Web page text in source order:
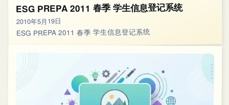
ESG PREPA 2011 春季 学生信息登记系统
2010年5月19日
ESG PREPA 2011 春季 学生信息登记系统